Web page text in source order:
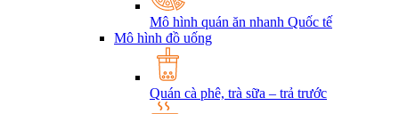
Mô hình quán ăn nhanh Quốc tế
Mô hình đồ uống
Quán cà phê, trà sữa – trả trước